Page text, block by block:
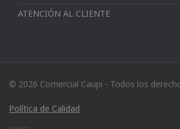
ATENCIÓN AL CLIENTE
© 2026 Comercial Caupi - Todos los
Política de Calidad